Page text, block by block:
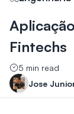
Fintechs
5 min read
Jose